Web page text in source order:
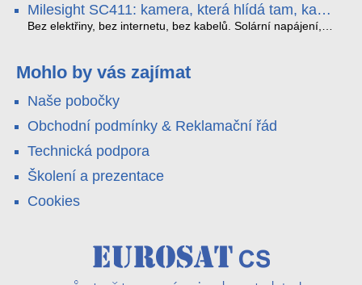
YouTube – bez běžícího počítače.
které vám zjednoduší práci – a jedna z nich vám ušetří
spoustu zbytečných výjezdů k zákazníkům.
Milesight SC411: kamera, která hlídá tam, kam
kabel nedosáhne
Bez elektřiny, bez internetu, bez kabelů. Solární napájení,
váš telefon. Podívejte se na video.
Mohlo by vás zajímat
Naše pobočky
Obchodní podmínky & Reklamační řád
Technická podpora
Školení a prezentace
Cookies